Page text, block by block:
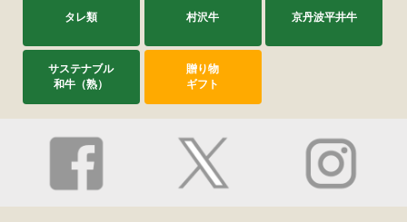
子どもにも大人気
umiusagiさん
購入済み
京風焼き豚は少し甘めの薄スライスが家族に人気。
遠方の子どものいとこからのリクエストで贈りまし
タレ類 村沢牛 京丹波平井牛
サステナブル
和牛（熟）
贈り物
ギフト